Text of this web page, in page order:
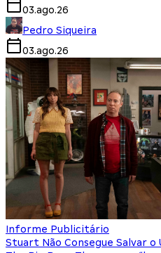
03.ago.26
Pedro Siqueira
03.ago.26
Informe Publicitário
Stuart Não Consegue Salvar